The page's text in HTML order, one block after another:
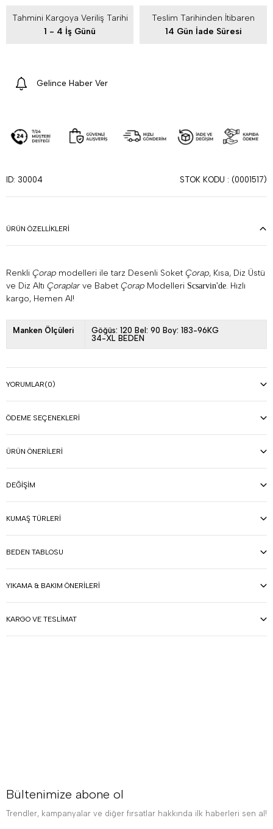
Tahmini Kargoya Veriliş Tarihi
1 - 4 İş Günü
Teslim Tarihinden İtibaren
14 Gün İade Süresi
Gelince Haber Ver
ID: 30004 STOK KODU (0001517)
ÜRÜN ÖZELLIKLERI
Renkli Çorap modelleri ile tarz Desenli Soket Çorap, Kısa, Diz Üstü
ve Diz Altı Çoraplarve Babet Çorap Modelleri Scsarvin'de. Hızlı
kargo, Hemen Al!
Manken Ölçüleri
Göğüs: 120 Bel: 90 Boy: 183-96KG
34-XL BEDEN
YORUMLAR(0)
ÖDEME SEÇENEKLERI
ÜRÜN ÖNERILERI
DEĞIŞIM
KUMAŞ TÜRLERI
BEDEN TABLOSU
YIKAMA & BAKIM ÖNERILERI
KARGO VE TESLIMAT
Bültenimize abone ol
Trendler, kampanyalar ve diğer fırsatlar hakkında ilk haberleri sen al!